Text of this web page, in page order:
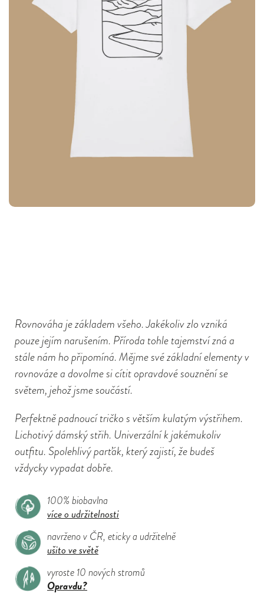
Rovnováha je základem všeho. Jakékoliv zlo vzniká
pouze jejím narušením. Příroda tohle tajemství zná a
stále nám ho připomíná. Mějme své základní elementy v
rovnováze a dovolme si cítit opravdové souznění se
světem, jehož jsme součástí.
Perfektně padnoucí tričko s větším kulatým výstřihem.
Lichotivý dámský střih. Univerzální k jakémukoliv
outfitu. Spolehlivý parťák, který zajistí, že budeš
vždycky vypadat dobře.
100% biobavlna
více o udržitelnosti
navrženo v ČR, eticky a udržitelně
ušito ve světě
vyroste 10 nových stromů
Opravdu?